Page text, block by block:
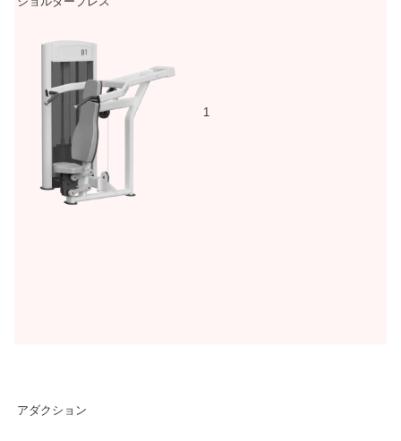
1
アダクション